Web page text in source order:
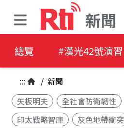
新聞
總覽 #漢光42號演習
::: / 新聞
矢板明夫
全社會防衛韌性
印太戰略智庫
灰色地帶衝突